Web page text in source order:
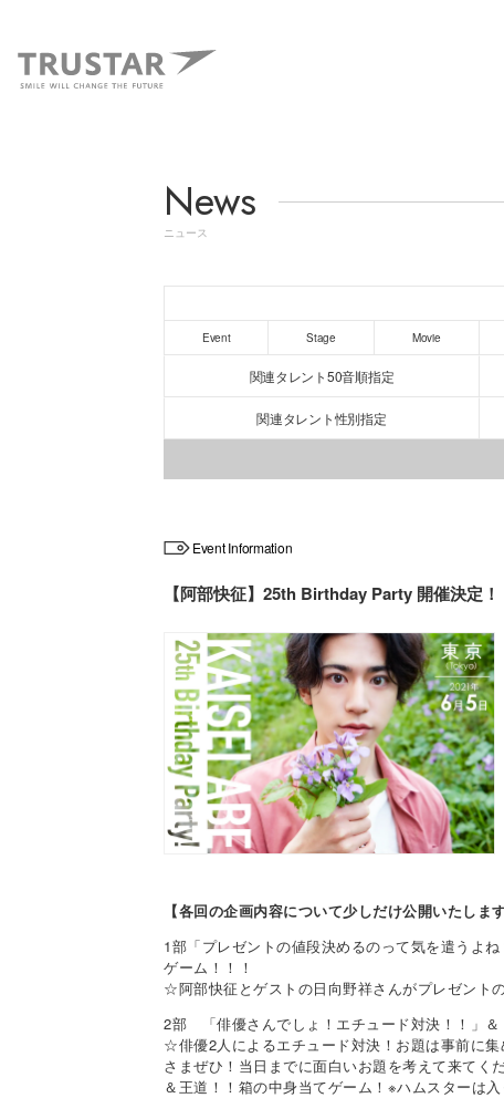
News
ニュース
Event Stage Movie
関連タレント50音順指定
関連タレント性別指定
Event Information
【阿部快征】25th Birthday Party 開催決定！
【各回の企画内容について少しだけ公開いたします
1部「プレゼントの値段決めるのって気を遣うよ
ゲーム！！！
☆阿部快征とゲストの日向野祥さんがプレゼント
2部 「俳優さんでしょ！エチュード対決！！」＆
☆俳優2人によるエチュード対決！お題は事前に
さまぜひ！当日までに面白いお題を考えて来てく
＆王道！！箱の中身当てゲーム！※ハムスターは